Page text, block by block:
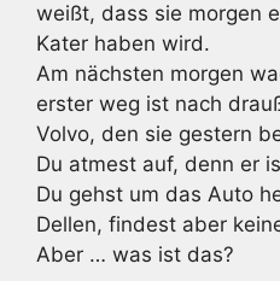
weißt, dass sie morgen
Kater haben wird.
Am nächsten morgen
erster weg ist nach
Volvo, den sie gestern
Du atmest auf, denn er
Du gehst um das Auto
Dellen, findest aber
Aber … was ist das?